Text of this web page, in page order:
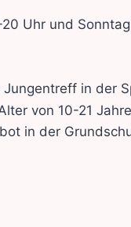
Uhr und
in der
von 10-21
in der